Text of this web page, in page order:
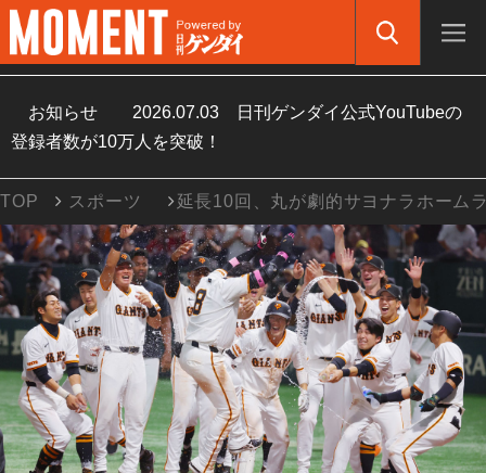
お知らせ 2026.07.03
日刊ゲンダイ公式YouTubeの
登録者数が10万人を突破！
TOP スポーツ 延長10回、丸が劇的サヨナラホーム